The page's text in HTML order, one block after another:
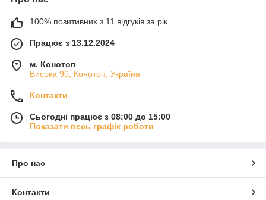
100% позитивних з 11 відгуків за рік
Працює з 13.12.2024
м. Конотоп
Висока 90, Конотоп, Україна
Контакти
Сьогодні працює з 08:00 до 15:00
Показати весь графік роботи
Про нас
Контакти